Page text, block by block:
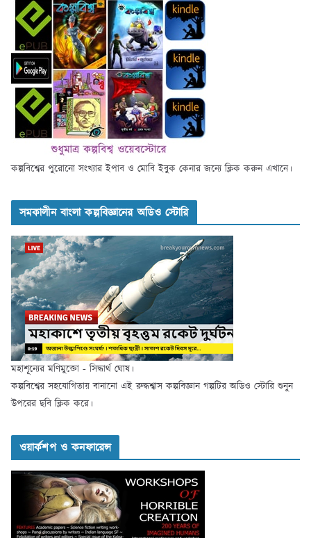
কল্পবিশ্বের পুরোনো সংখ্যার ইপাব ও মোবি ইবুক কেনার জন্যে ক্লিক করুন এখানে।
সমকালীন বাংলা কল্পবিজ্ঞানের অডিও স্টোরি
মহাশূন্যের মণিমুক্তো - সিদ্ধার্থ ঘোষ।
কল্পবিশ্বের সহযোগিতায় বানানো এই রুদ্ধশ্বাস কল্পবিজ্ঞান গল্পটির অডিও স্টোরি শুনুন
উপরের ছবি ক্লিক করে।
ওয়ার্কশপ ও কনফারেন্স